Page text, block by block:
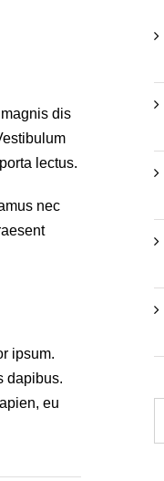
dis
lectus.
nec
ipsum.
dapibus.
eu